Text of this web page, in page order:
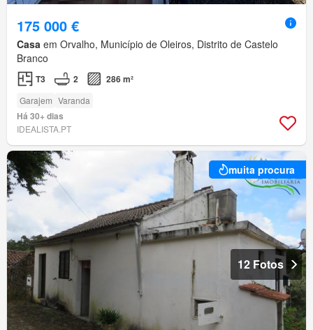
175 000 €
Casa em Orvalho, Município de Oleiros, Distrito de Castelo
Branco
T3 2 286 m²
Garajem Varanda
Há 30+ dias
IDEALISTA.PT
muita procura
12 Fotos